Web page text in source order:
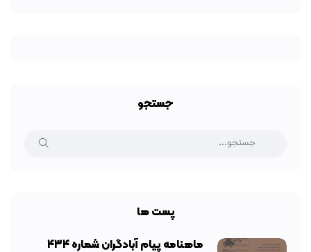
جستجو
پست ها
ماهنامه پیام آبادگران شماره ۴۳۴